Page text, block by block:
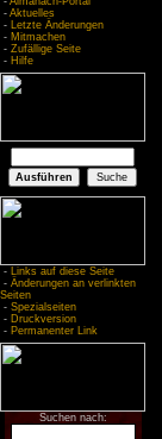
- Aktuelles
- Letzte Änderungen
- Mitmachen
- Zufällige Seite
- Hilfe
- Links auf diese Seite
- Änderungen an verlinkten
Seiten
- Spezialseiten
- Druckversion
- Permanenter Link
Suchen nach: